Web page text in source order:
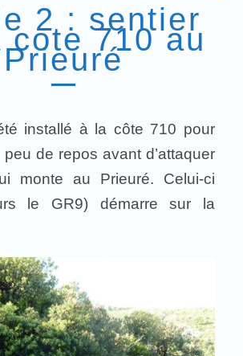
2 : sentier
cote 710 au
Prieuré
installé à la côte 710 pour
de repos avant d’attaquer
monte au Prieuré. Celui-ci
le GR9) démarre sur la